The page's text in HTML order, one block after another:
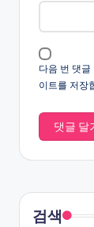
다음 번 댓
이트를 저장
검색